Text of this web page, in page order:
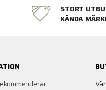
STORT
KÄNDA